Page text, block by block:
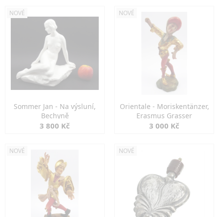
NOVÉ
Sommer Jan - Na výsluní,
Bechyně
3 800 Kč
NOVÉ
Orientale - Moriskentänzer,
Erasmus Grasser
3 000 Kč
NOVÉ NOVÉ